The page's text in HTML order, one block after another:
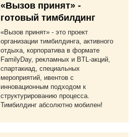
«Вызов принят» -
готовый тимбилдинг
«Вызов принят» - это проект
организации тимбилдинга, активного
отдыха, корпоратива в формате
FamilyDay, рекламных и BTL-акций,
спартакиад, специальных
мероприятий, ивентов с
инновационным подходом к
структурированию процесса.
Тимбилдинг абсолютно мобилен!